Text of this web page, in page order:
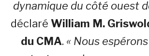
dynamique du côté ouest
déclaré William M.
du CMA. « Nous